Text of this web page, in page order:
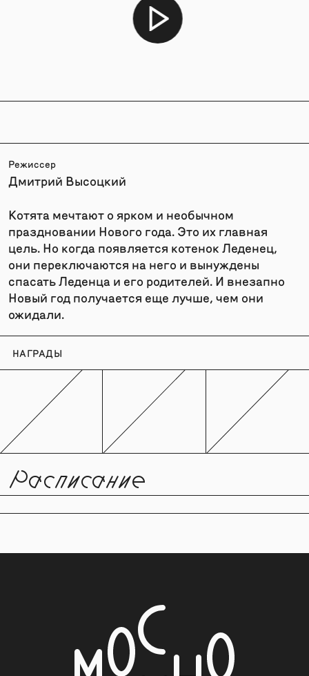
Режиссер
Дмитрий Высоцкий
Котята мечтают о ярком и необычном
праздновании Нового года. Это их главная
цель. Но когда появляется котенок Леденец,
они переключаются на него и вынуждены
спасать Леденца и его родителей. И внезапно
Новый год получается еще лучше, чем они
ожидали.
НАГРАДЫ
Расписание